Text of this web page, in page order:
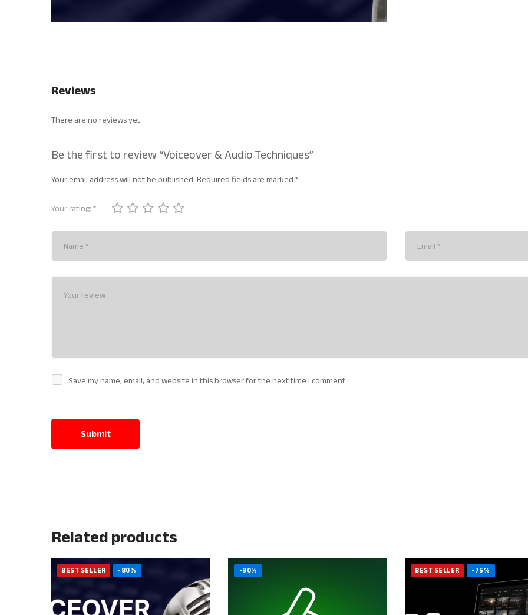
Reviews
There are no reviews yet.
Be the first to review “Voiceover & Audio Techniques”
Your email address will not be published.Required fields are marked*
Your rating:*
Save my name, email, and website in this browser for the next time I comment.
Related products
BEST SELLER -80% -90% BEST SELLER -75%